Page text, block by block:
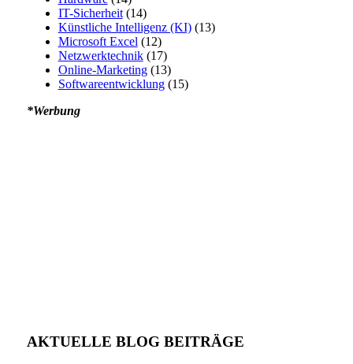
IT-Sicherheit(14)
Künstliche Intelligenz (KI)(13)
Microsoft Excel(12)
Netzwerktechnik(17)
Online-Marketing(13)
Softwareentwicklung(15)
*Werbung
AKTUELLE BLOG BEITRÄGE